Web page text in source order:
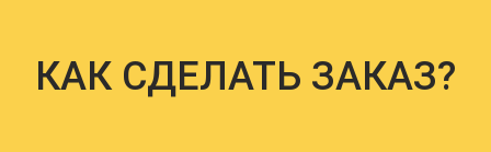
КАК СДЕЛАТЬ ЗАКАЗ?